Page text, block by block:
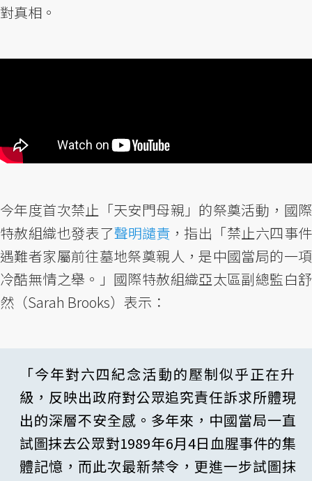
對真相。
今年度首次禁止「天安門母親」的祭奠活動，國際
特赦組織也發表了聲明譴責，指出「禁止六四事件
遇難者家屬前往墓地祭奠親人，是中國當局的一項
冷酷無情之舉。」國際特赦組織亞太區副總監白舒
然（Sarah Brooks）表示：
「今年對六四紀念活動的壓制似乎正在升
級，反映出政府對公眾追究責任訴求所體現
出的深層不安全感。多年來，中國當局一直
試圖抹去公眾對1989年6月4日血腥事件的集
體記憶，而此次最新禁令，更進一步試圖抹